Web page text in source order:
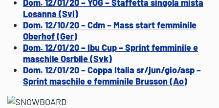
Dom. 12/01/20 – YOG – Staffetta singola mista
Losanna (Svi)
Dom. 12/10/20 – Cdm – Mass start femminile
Oberhof (Ger)
Dom. 12/01/20 – Ibu Cup – Sprint femminile e
maschile Osrblie (Svk)
Dom. 12/01/20 – Coppa Italia sr/jun/gio/asp –
Sprint maschile e femminile Brusson (Ao)